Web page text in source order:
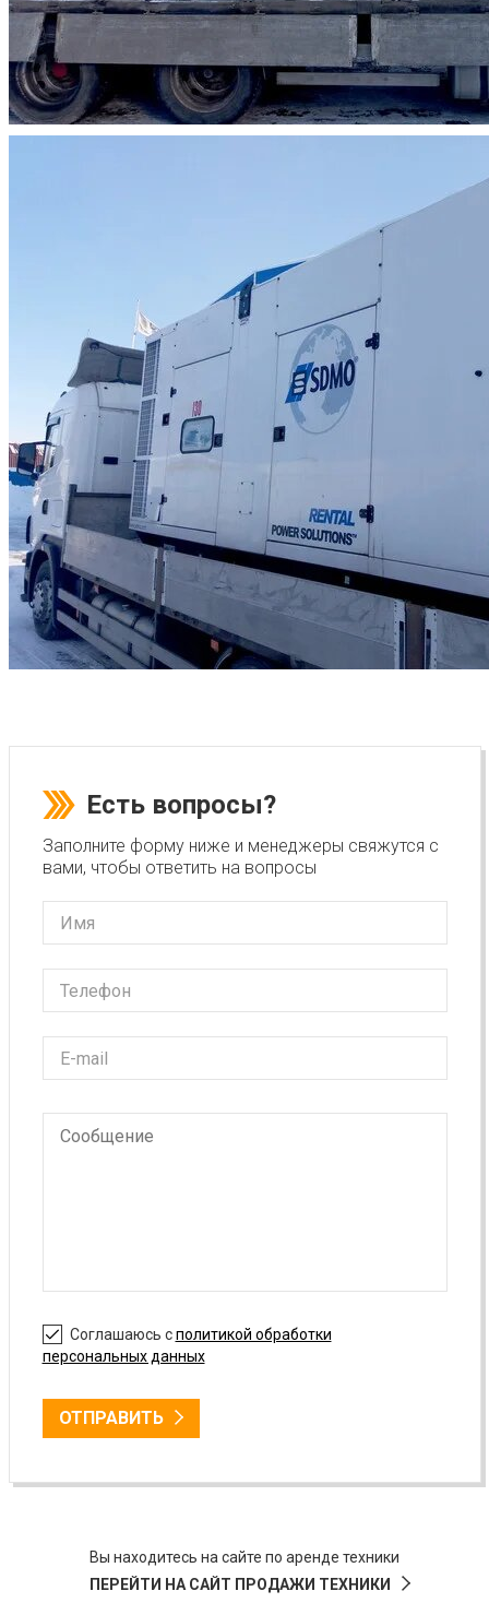
Есть вопросы?
Заполните форму ниже и менеджеры свяжутся с
вами, чтобы ответить на вопросы
Соглашаюсь сполитикой обработки
персональных данных
ОТПРАВИТЬ
Вы находитесь на сайте по аренде техники
ПЕРЕЙТИ НА САЙТ ПРОДАЖИ ТЕХНИКИ